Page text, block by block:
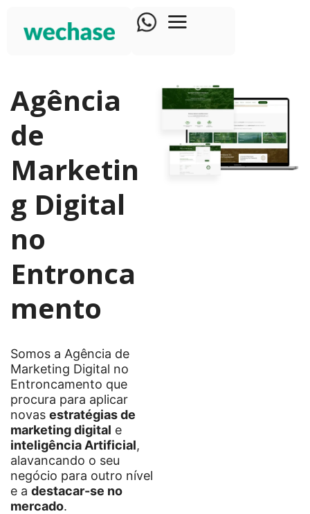
Agência
de
Marketin
g Digital
no
Entronca
mento
Somos a Agência de
Marketing Digital no
Entroncamento que
procura para aplicar
novas estratégias de
marketing digital e
inteligência Artificial,
alavancando o seu
negócio para outro nível
e a destacar-se no
mercado.